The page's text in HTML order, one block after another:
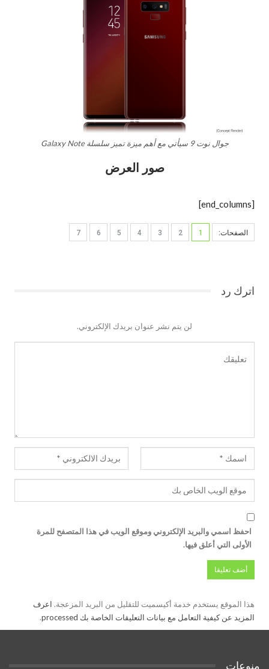
جوال نوت 9 سيأتي مع أهم ميزة تميز سلسلة Galaxy Note
صور العرض
[end_columns]
الصفحات: 1
2
3
4
5
6
7
اترك رد
لن يتم نشر عنوان بريدك الإلكتروني.
احفظ اسمي والبريد الإلكتروني وموقع الويب في هذا المتصفح للمرة
الأولى التي أعلق فيها.
هذا الموقع يستخدم خدمة أكيسميت للتقليل من البريد المزعجة. اعرف
المزيد عن كيفية التعامل مع بيانات التعليقات الخاصة بك processed
.
منوعات